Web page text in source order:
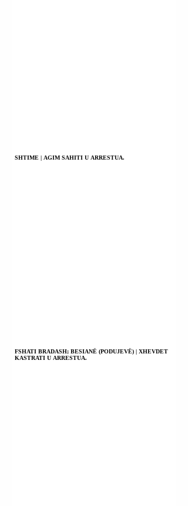
SHTIME | AGIM SAHITI U ARRESTUA.
FSHATI BRADASH; BESIANË (PODUJEVË) | XHEVDET
KASTRATI U ARRESTUA.